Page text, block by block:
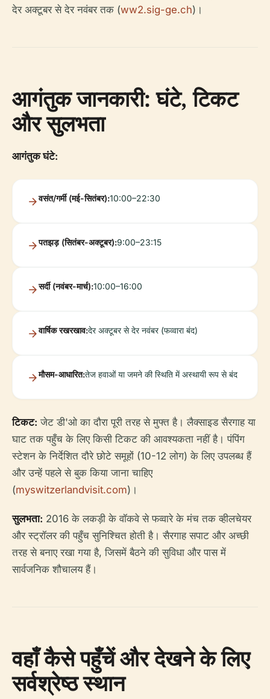
देर अक्टूबर से देर नवंबर तक (ww2.sig-ge.ch)।
आगंतुक जानकारी: घंटे, टिकट
और सुलभता
आगंतुक घंटे:
वसंत/गर्मी (मई-सितंबर):10:00–22:30
पतझड़ (सितंबर-अक्टूबर):9:00–23:15
सर्दी (नवंबर-मार्च):10:00–16:00
वार्षिक रखरखाव:देर अक्टूबर से देर नवंबर (फव्वारा बंद)
मौसम-आधारित:तेज हवाओं या जमने की स्थिति में अस्थायी रूप से बंद
टिकट: जेट डी'ओ का दौरा पूरी तरह से मुफ्त है। लैक्साइड सैरगाह या
घाट तक पहुँच के लिए किसी टिकट की आवश्यकता नहीं है। पंपिंग
स्टेशन के निर्देशित दौरे छोटे समूहों (10-12 लोग) के लिए उपलब्ध हैं
और उन्हें पहले से बुक किया जाना चाहिए
(myswitzerlandvisit.com)।
सुलभता: 2016 के लकड़ी के वॉकवे से फव्वारे के मंच तक व्हीलचेयर
और स्ट्रॉलर की पहुँच सुनिश्चित होती है। सैरगाह सपाट और अच्छी
तरह से बनाए रखा गया है, जिसमें बैठने की सुविधा और पास में
सार्वजनिक शौचालय हैं।
वहाँ कैसे पहुँचें और देखने के लिए
सर्वश्रेष्ठ स्थान